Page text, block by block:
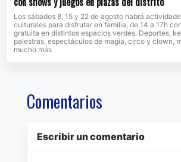
Los sábados 8, 15 y 22 de agosto habrá
culturales para disfrutar en familia, de 14 a 17h
gratuita en distintos espacios verdes. Deportes,
palestras, espectáculos de magia, circo y clown,
mucho más
Comentarios
Escribir un comentario